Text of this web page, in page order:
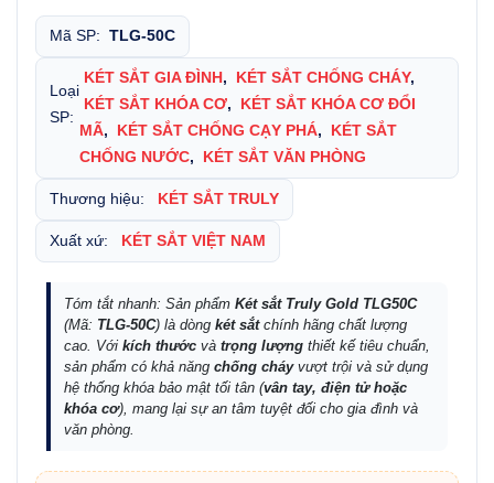
Mã SP: TLG-50C
Loại
SP:
KÉT SẮT GIA ĐÌNH , KÉT SẮT CHỐNG CHÁY,
KÉT SẮT KHÓA CƠ,
KÉT SẮT KHÓA CƠ ĐỔI
MÃ, KÉT SẮT CHỐNG CẠY PHÁ,
KÉT SẮT
CHỐNG NƯỚC, KÉT SẮT VĂN PHÒNG
Thương hiệu: KÉT SẮT TRULY
Xuất xứ: KÉT SẮT VIỆT NAM
Tóm tắt nhanh: Sản phẩm Két sắt Truly Gold TLG50C
(Mã: TLG-50C) là dòng két sắtchính hãng chất lượng
cao. Với kích thước và trọng lượng thiết kế tiêu chuẩn,
sản phẩm có khả năng chống cháyvượt trội và sử dụng
hệ thống khóa bảo mật tối tân (vân tay, điện tử hoặc
khóa cơ), mang lại sự an tâm tuyệt đối cho gia đình và
văn phòng.